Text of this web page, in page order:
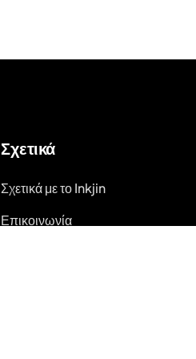
Σχετικά
Σχετικά με το Inkjin
Επικοινωνία